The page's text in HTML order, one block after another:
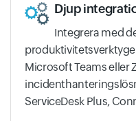
Djup
Integrera med
Microsoft Teams eller
ServiceDesk Plus,